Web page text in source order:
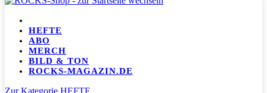
HEFTE
ABO
MERCH
BILD & TON
ROCKS-MAGAZIN.DE
Zur Kategorie HEFTE